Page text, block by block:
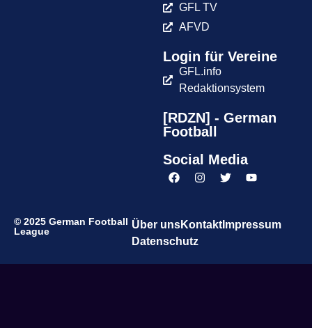
GFL TV
AFVD
Login für Vereine
GFL.info
Redaktionsystem
[RDZN] - German
Football
Social Media
© 2025 German Football
League
Über unsKontaktImpressum
Datenschutz